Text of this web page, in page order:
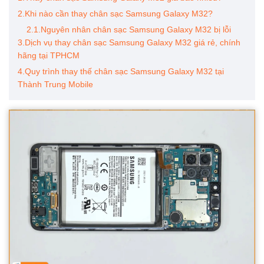
2.Khi nào cần thay chân sạc Samsung Galaxy M32?
2.1.Nguyên nhân chân sạc Samsung Galaxy M32 bị lỗi
3.Dịch vụ thay chân sạc Samsung Galaxy M32 giá rẻ, chính
hãng tại TPHCM
4.Quy trình thay thế chân sạc Samsung Galaxy M32 tại
Thành Trung Mobile